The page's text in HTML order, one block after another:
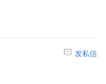
发私信